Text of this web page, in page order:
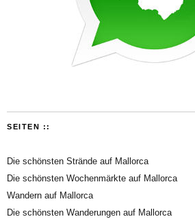
SEITEN ::
Die schönsten Strände auf Mallorca
Die schönsten Wochenmärkte auf Mallorca
Wandern auf Mallorca
Die schönsten Wanderungen auf Mallorca